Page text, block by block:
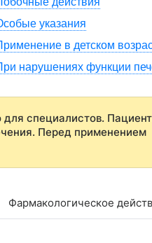
указания
в детском
нарушениях функции
специалистов.
Перед применением
Фармакологическое